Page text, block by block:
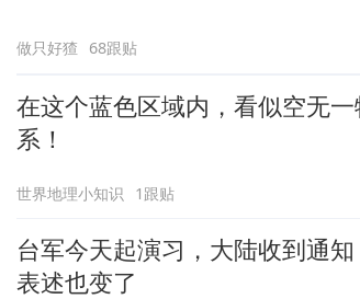
做只好猹 68跟贴
在这个蓝色区域内，看似空无
系！
世界地理小知识 1跟贴
台军今天起演习，大陆收到通
表述也变了